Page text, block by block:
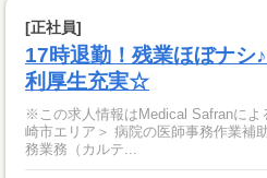
[正社員]
17時退勤！残業ほぼナシ
利厚生充実☆
※この求人情報はMedical Safranによ
崎市エリア＞ 病院の医師事務作業補助者☆彡 【仕事内容】 ・医療事
務業務（カルテ...